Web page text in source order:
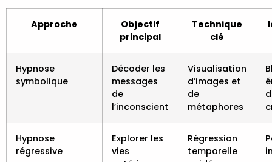
Approche
Objectif
principal
Technique
clé
Hypnose
symbolique
Décoder les
messages
de
l’inconscient
Visualisation
d’images et
de
métaphores
Hypnose
régressive
Explorer les
vies
Régression
temporelle